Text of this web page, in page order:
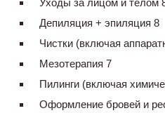
Уходы за лицом и телом
Депиляция + эпиляция 8
Чистки (включая
Мезотерапия 7
Пилинги (включая
Оформление бровей и